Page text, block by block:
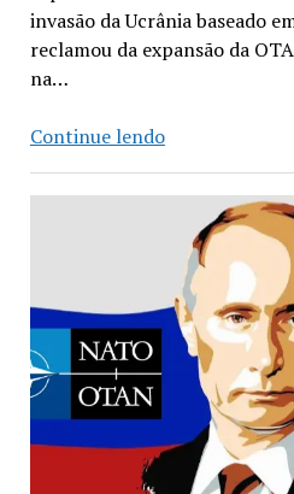
invasão da Ucrânia baseado
reclamou da expansão da
na…
Continue lendo5
Pelas
Quais
Putin
Perdeu
Guerra
Ucrânia